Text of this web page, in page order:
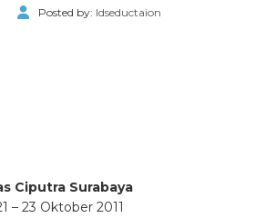
Posted by: Idseductaion
Ciputra Surabaya
– 23 Oktober 2011